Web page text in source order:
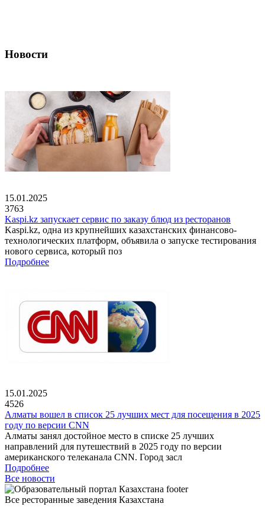
Новости
15.01.2025
3763
Kaspi.kz запускает сервис по заказу блюд из ресторанов
Kaspi.kz, одна из крупнейших казахстанских финансово-
технологических платформ, объявила о запуске тестирования
нового сервиса, который поз
Подробнее
15.01.2025
4526
Алматы вошел в список 25 лучших мест для посещения в 2025
году по версии CNN
Алматы занял достойное место в списке 25 лучших
направлений для путешествий в 2025 году по версии
американского телеканала CNN. Город засл
Подробнее
Все новости
Все ресторанные заведения Казахстана